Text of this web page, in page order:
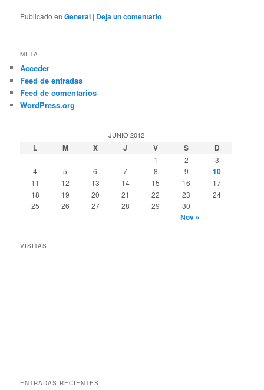
Publicado en General | Deja un comentario
META
Acceder
Feed de entradas
Feed de comentarios
WordPress.org
JUNIO 2012
L M X J V S D
1 2
3
4
5 6 7 8 9
10
11
12 13 14 15 16
17
18
19 20 21 22 23
24
25
26 27 28 29 30
Nov »
VISITAS:
ENTRADAS RECIENTES